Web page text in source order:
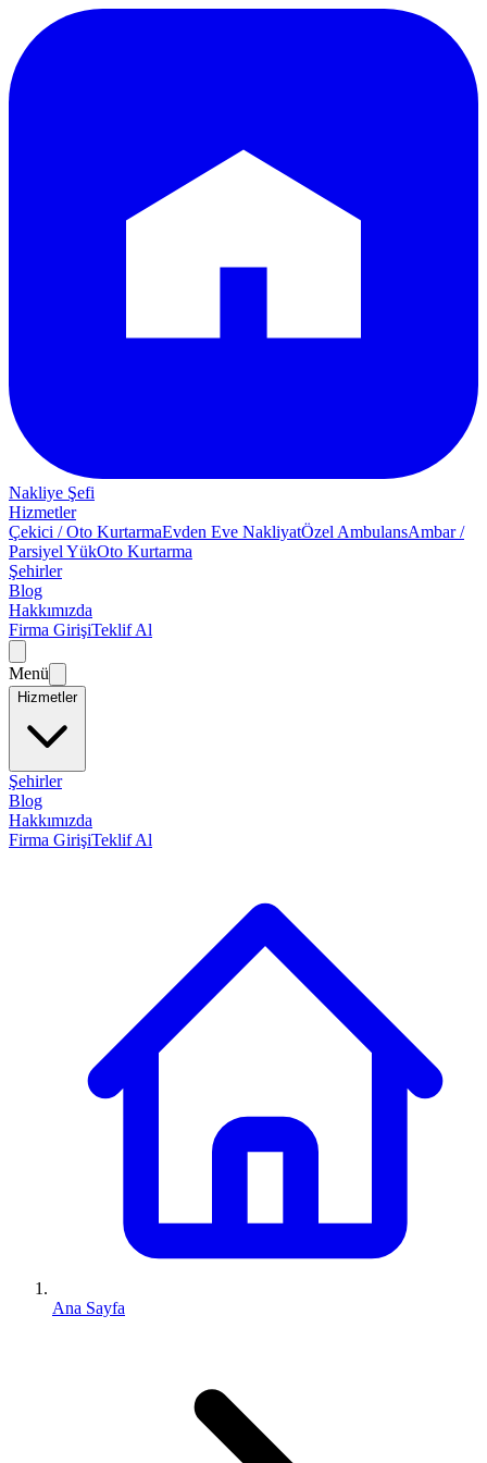
Nakliye Şefi
Hizmetler
Çekici / Oto KurtarmaEvden Eve NakliyatÖzel AmbulansAmbar /
Parsiyel YükOto Kurtarma
Şehirler
Blog
Hakkımızda
Firma GirişiTeklif Al
Menü
Hizmetler
Şehirler
Blog
Hakkımızda
Firma GirişiTeklif Al
Ana Sayfa